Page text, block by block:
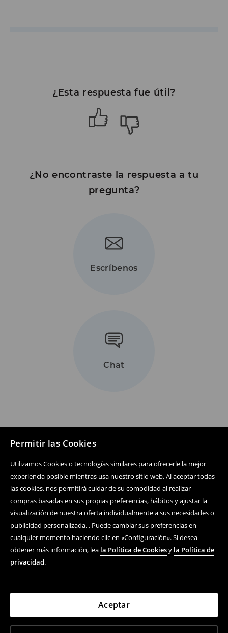
Permitir las Cookies
Utilizamos Cookies o tecnologías similares para ofrecerle la mejor
experiencia posible mientras usa nuestro sitio web. Al aceptar todas
las cookies, nos permitirá cuidar de su comodidad al realizar
compras basadas en sus propias preferencias, hábitos y ajustar la
visualización de nuestra oferta individualmente a sus necesidades o
publicidad personalizada. . Puede cambiar sus preferencias en
cualquier momento haciendo clic en «Configuración». Si desea
obtener más información, lea la Política de Cookiesy la Política de
privacidad.
Aceptar
¿Esta respuesta fue útil?
¿No encontraste la respuesta a tu
pregunta?
Escríbenos
Chat
Siguenos
Centro de ayuda
Compra En Línea
Términos y condiciones